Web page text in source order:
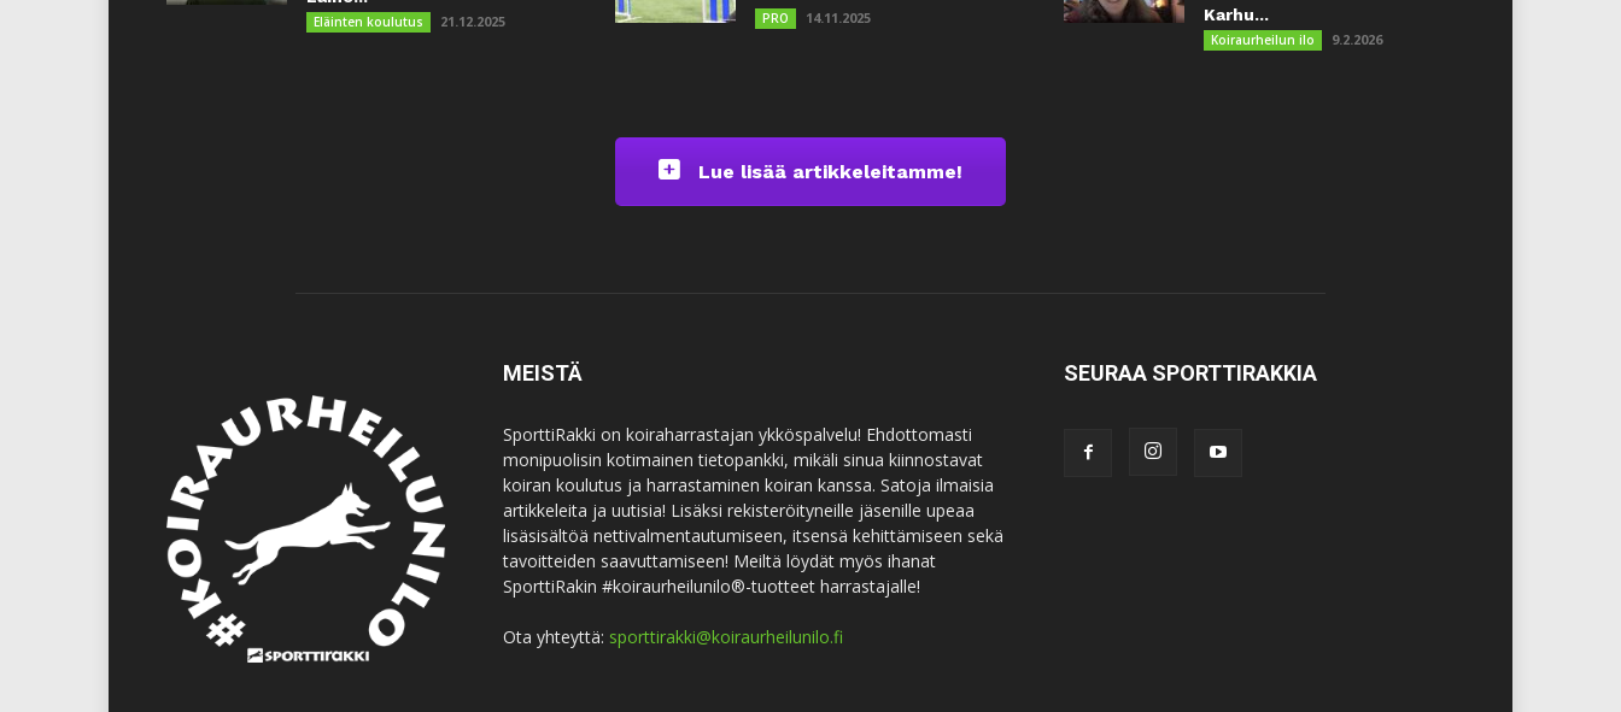
Eläinten koulutus 21.12.2025 PRO 14.11.2025
Lue lisää artikkeleitamme!
Karhu...
Koiraurheilun ilo 9.2.2026
MEISTÄ
SporttiRakki on koiraharrastajan ykköspalvelu! Ehdottomasti
monipuolisin kotimainen tietopankki, mikäli sinua kiinnostavat
koiran koulutus ja harrastaminen koiran kanssa. Satoja ilmaisia
artikkeleita ja uutisia! Lisäksi rekisteröityneille jäsenille upeaa
lisäsisältöä nettivalmentautumiseen, itsensä kehittämiseen sekä
tavoitteiden saavuttamiseen! Meiltä löydät myös ihanat
SporttiRakin #koiraurheilunilo®-tuotteet harrastajalle!
Ota yhteyttä: sporttirakki@koiraurheilunilo.fi
SEURAA SPORTTIRAKKIA